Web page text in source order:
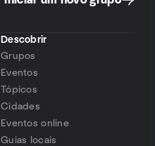
Descobrir
Grupos
Eventos
Tópicos
Cidades
Eventos online
Guias locais